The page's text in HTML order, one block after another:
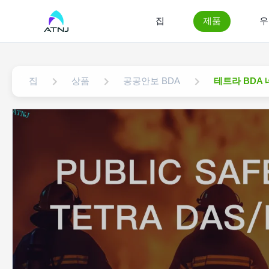
집 제품
집 상품 공공안보 BDA 테트라 BDA